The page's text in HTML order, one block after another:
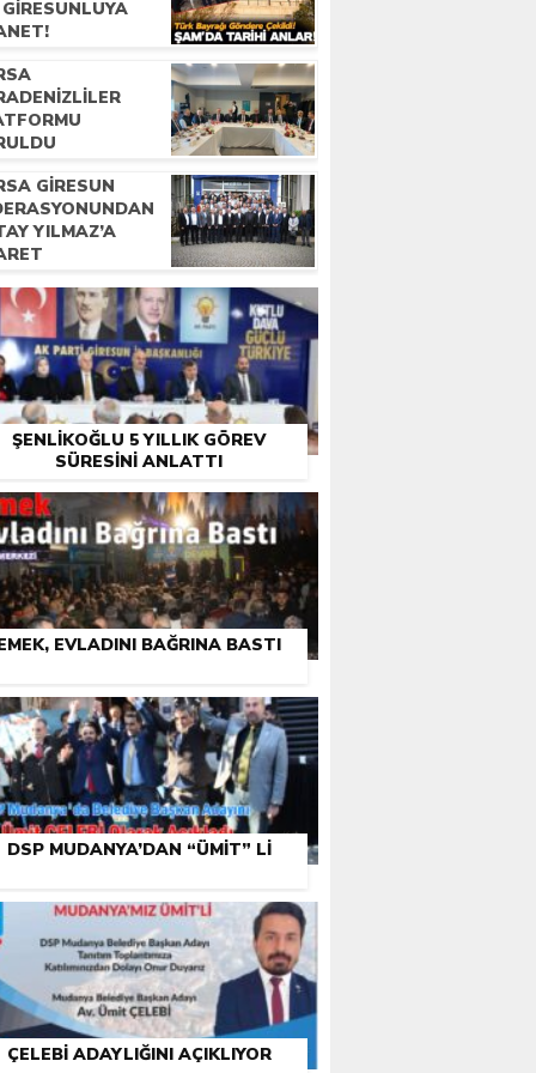
GIRESUN
YILMAZ’A
ŞENLIKOĞLU 5 YILLIK GÖREV
SÜRESINI ANLATTI
EVLADINI BAĞRINA BASTI
DSP MUDANYA’DAN “ÜMIT” LI
ÇELEBI ADAYLIĞINI AÇIKLIYOR